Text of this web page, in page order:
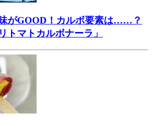
がGOOD！カルボ要素は……？
トマトカルボナーラ」